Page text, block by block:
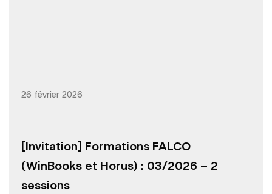
[Invitation] Formations FALCO
(WinBooks et Horus) : 03/2026 – 2
sessions
26 février 2026